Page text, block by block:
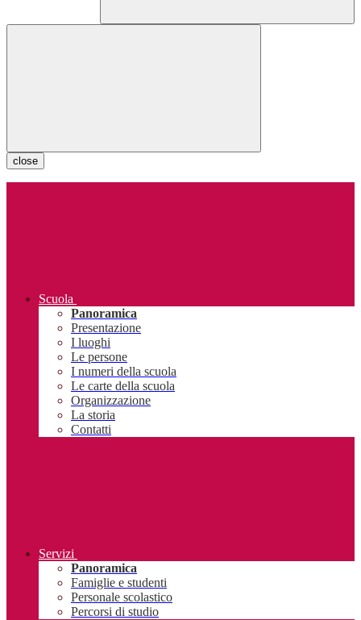
close
Scuola
Panoramica
Presentazione
I luoghi
Le persone
I numeri della scuola
Le carte della scuola
Organizzazione
La storia
Contatti
Servizi
Panoramica
Famiglie e studenti
Personale scolastico
Percorsi di studio